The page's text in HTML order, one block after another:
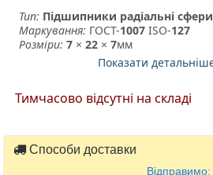
Тип: Підшипники радіальні
Маркування: ГОСТ-1007 ­ ISO-127
Розміри: 7 ×22 ×7мм
Показати
Тимчасово відсутні на складі
Способи доставки
Відправимо: